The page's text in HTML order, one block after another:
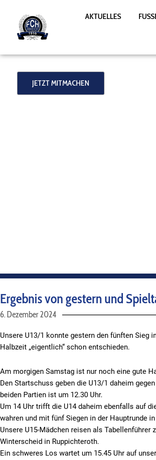
springen
AKTUELLES
JETZT MITMACHEN
Ergebnis von gestern und
6. Dezember 2024
Unsere U13/1 konnte gestern den fünften Sieg
Halbzeit „eigentlich“ schon entschieden.
Am morgigen Samstag ist nur noch eine gute
Den Startschuss geben die U13/1 daheim
beiden Partien ist um 12.30 Uhr.
Um 14 Uhr trifft die U14 daheim ebenfalls auf
wahren und mit fünf Siegen in der Hauptrunde
Unsere U15-Mädchen reisen als
Winterscheid in Ruppichteroth.
Ein schweres Los wartet um 15.45 Uhr auf